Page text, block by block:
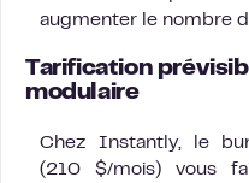
augmenter le nombre
Tarification
modulaire
Chez Instantly, le
(210 $/mois) vous